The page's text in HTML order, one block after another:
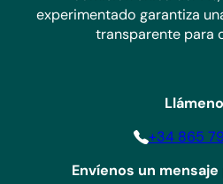
experimentado garantiza
transparente para
+34 865
Envíenos un